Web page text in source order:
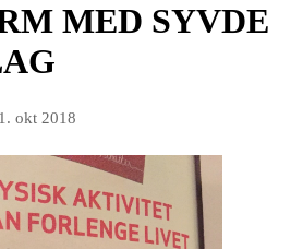
MED SYVDE
okt 2018